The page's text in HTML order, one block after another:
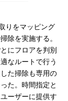
りをマッピング
除を実施する。
にフロアを判別
なルートで行う
た掃除も専用の
た。時間指定と
ーザーに提供す